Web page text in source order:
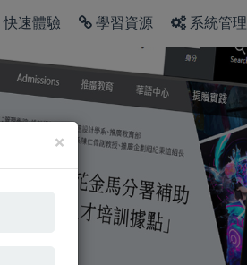
快速體驗 學習資源 系統管理
×